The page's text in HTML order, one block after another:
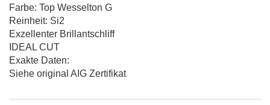
Farbe: Top Wesselton G
Reinheit: Si2
Exzellenter Brillantschliff
IDEAL CUT
Exakte Daten:
Siehe original AIG Zertifikat